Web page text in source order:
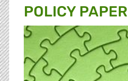
POLICY PAPER